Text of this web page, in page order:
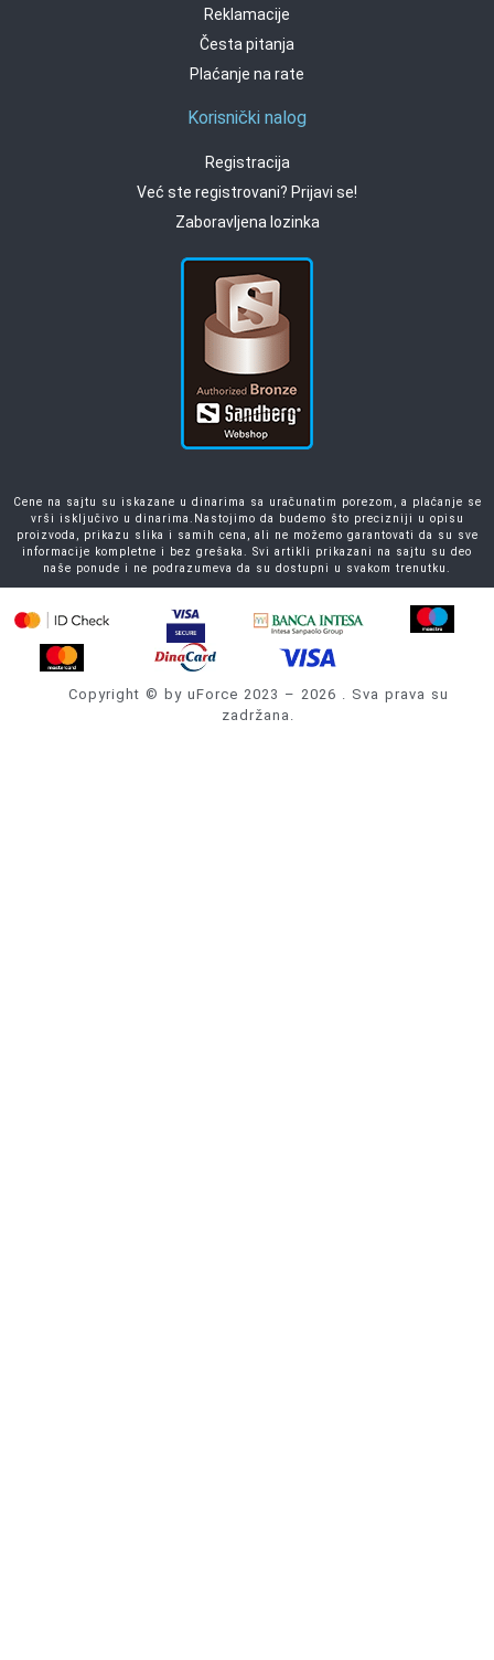
Reklamacije
Česta pitanja
Plaćanje na rate
Korisnički nalog
Registracija
Već ste registrovani? Prijavi se!
Zaboravljena lozinka
Cene na sajtu su iskazane u dinarima sa uračunatim porezom, a plaćanje se
vrši isključivo u dinarima.Nastojimo da budemo što precizniji u opisu
proizvoda, prikazu slika i samih cena, ali ne možemo garantovati da su sve
informacije kompletne i bez grešaka. Svi artikli prikazani na sajtu su deo
naše ponude i ne podrazumeva da su dostupni u svakom trenutku.
Copyright © by uForce 2023 – 2026 . Sva prava su
zadržana.